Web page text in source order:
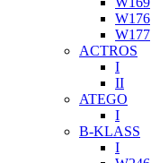
W176
W177
ACTROS
I
II
ATEGO
I
B-KLASS
I